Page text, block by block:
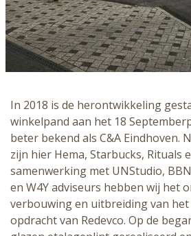
In 2018 is de herontwikkeling
winkelpand aan het 18
beter bekend als C&A Eindhoven.
zijn hier Hema, Starbucks, Rituals
samenwerking met UNStudio,
en W4Y adviseurs hebben wij het
verbouwing en uitbreiding van
opdracht van Redevco. Op de